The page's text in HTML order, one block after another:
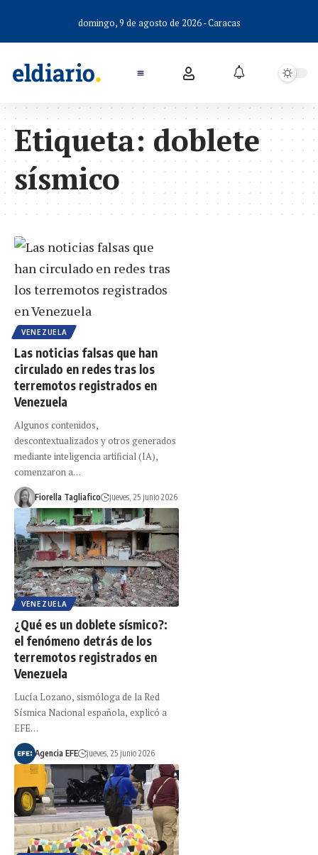
domingo, 9 de agosto de 2026 - Caracas
Etiqueta: doblete
sísmico
VENEZUELA
Las noticias falsas que han
circulado en redes tras los
terremotos registrados en
Venezuela
Algunos contenidos,
descontextualizados y otros generados
mediante inteligencia artificial (IA),
comenzaron a…
Fiorella Tagliafico jueves, 25 junio 2026
VENEZUELA
¿Qué es un doblete sísmico?:
el fenómeno detrás de los
terremotos registrados en
Venezuela
Lucía Lozano, sismóloga de la Red
Sísmica Nacional española, explicó a
EFE…
Agencia EFE jueves, 25 junio 2026